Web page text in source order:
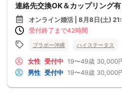
連絡先交換OK＆カップリング有
オンライン婚活 | 8月8日(土)
受付終了まで42時間
ブラボー沖縄 ハイステータス
女性 受付中 19〜49歳 30,000
男性 受付中 19〜49歳 30,000